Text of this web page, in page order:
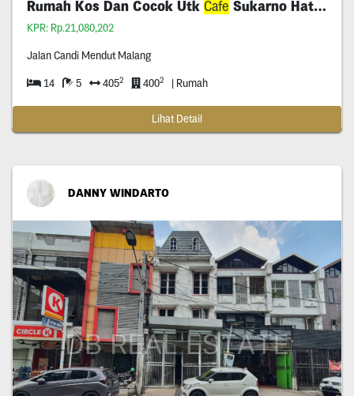
Rumah Kos Dan Cocok Utk Cafe Sukarno Hatta Malang
KPR: Rp.21,080,202
Jalan Candi Mendut Malang
14 5 4052 4002 | Rumah
Lihat Detail
DANNY WINDARTO